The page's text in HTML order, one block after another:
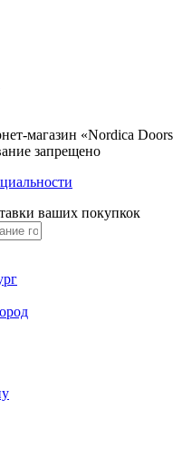
магазин «Nordica
запрещено
ваших покупкок